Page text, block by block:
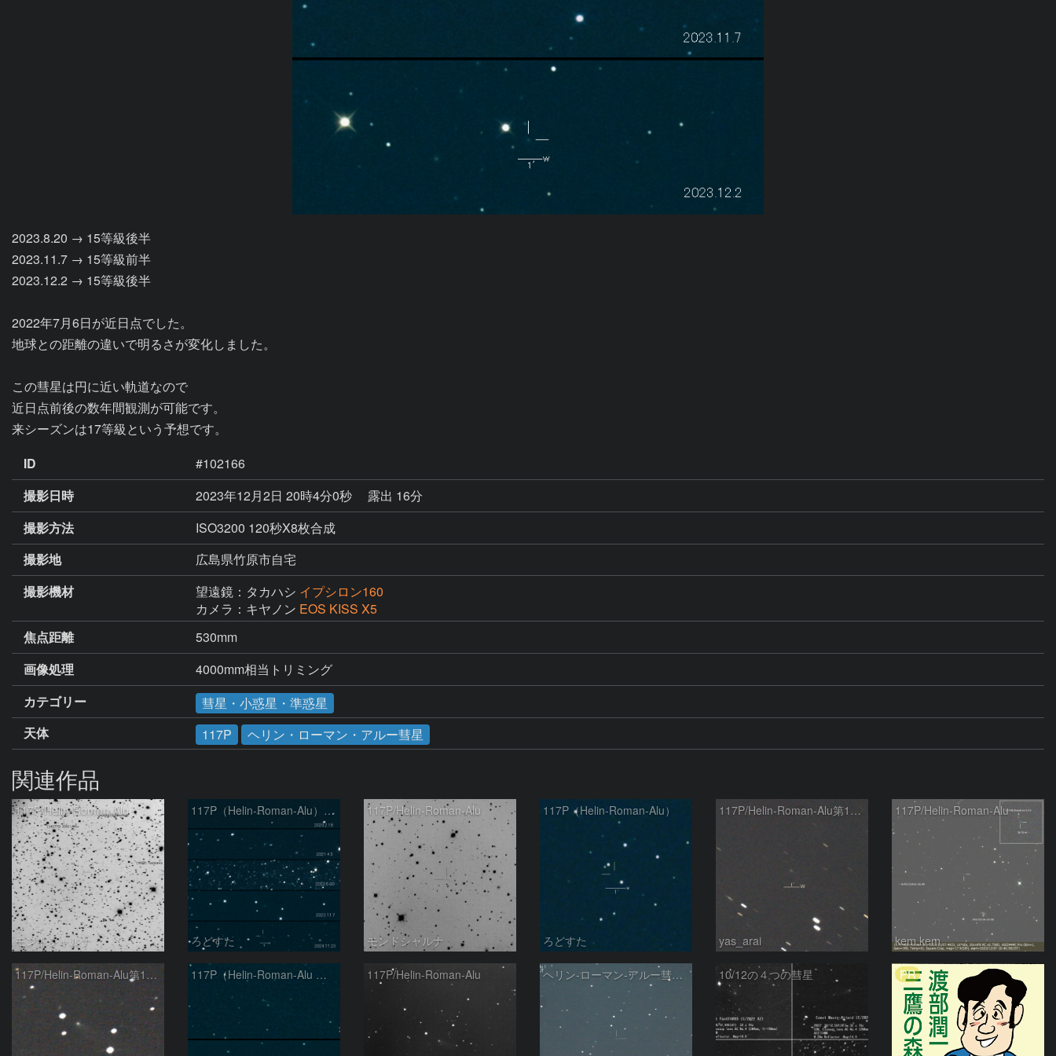
2023.8.20 → 15等級後半
2023.11.7 → 15等級前半
2023.12.2 → 15等級後半
2022年7月6日が近日点でした。
地球との距離の違いで明るさが変化しました。
この彗星は円に近い軌道なので
近日点前後の数年間観測が可能です。
来シーズンは17等級という予想です。
ID
#102166
撮影日時
2023年12月2日 20時4分0秒
露出 16分
撮影方法
ISO3200 120秒X8枚合成
撮影地
広島県竹原市自宅
撮影機材
望遠鏡：タカハシ イプシロン160
カメラ：キヤノン EOS KISS X5
焦点距離
530mm
画像処理
4000mm相当トリミング
カテゴリー
彗星・小惑星・準惑星
天体
117P ヘリン・ローマン・アルー彗星
関連作品
117P/Helin-Roman-Alu
モンドシャルナ
117P（Helin-Roman-Alu）の変化
ろどすた
117P/Helin-Roman-Alu
モンドシャルナ
117P（Helin-Roman-Alu）
ろどすた
117P/Helin-Roman-Alu第1彗星
yas_arai
117P/Helin-Roman-Alu
kem.kem
117P/Helin-Roman-Alu第1彗星 117P（Helin-Roman-Alu ）の変化 117P/Helin-Roman-Alu ヘリン-ローマン-アルー彗星 (117P)：2022/10/21 10/12の４つの彗星 PR